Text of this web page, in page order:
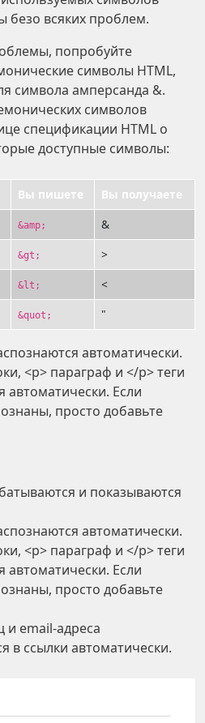
безо всяких проблем.
попробуйте
символы HTML,
символа амперсанда &.
символов
спецификации HTML о
доступные символы:
Вы пишете
Вы получаете
&amp;
&
&gt;
>
&lt;
<
&quot; "
автоматически.
<p> параграф и </p> теги
автоматически. Если
просто добавьте
и показываются
автоматически.
<p> параграф и </p> теги
автоматически. Если
просто добавьте
и email-адреса
в ссылки автоматически.